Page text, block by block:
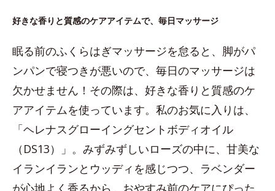
好きな香りと質感のケアアイテムで、毎日マッサージ
眠る前のふくらはぎマッサージを怠ると、脚がパ
ンパンで寝つきが悪いので、毎日のマッサージは
欠かせません！その際は、好きな香りと質感のケ
アアイテムを使っています。私のお気に入りは、
「ヘレナスグローイングセントボディオイル
（DS13）」。みずみずしいローズの中に、甘美な
イランイランとウッディを感じつつ、ラベンダー
が心地よく香るから、おやすみ前のケアにぴった